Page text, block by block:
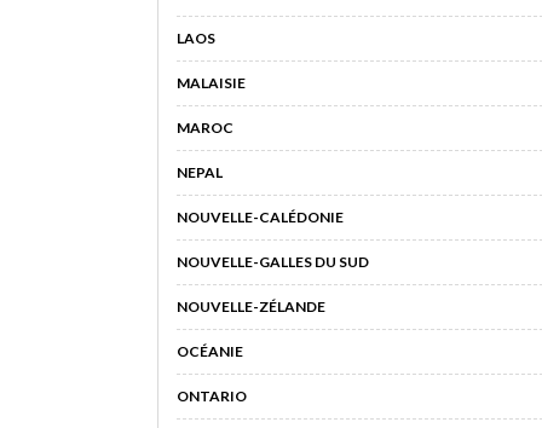
LAOS
MALAISIE
MAROC
NEPAL
NOUVELLE-CALÉDONIE
NOUVELLE-GALLES DU SUD
NOUVELLE-ZÉLANDE
OCÉANIE
ONTARIO